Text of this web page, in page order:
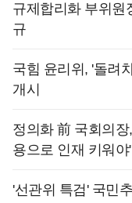
규제합리화 부위
규
국힘 윤리위, '돌려
개시
정의화 前 국회의
용으로 인재 키워야
'선관위 특검' 국민